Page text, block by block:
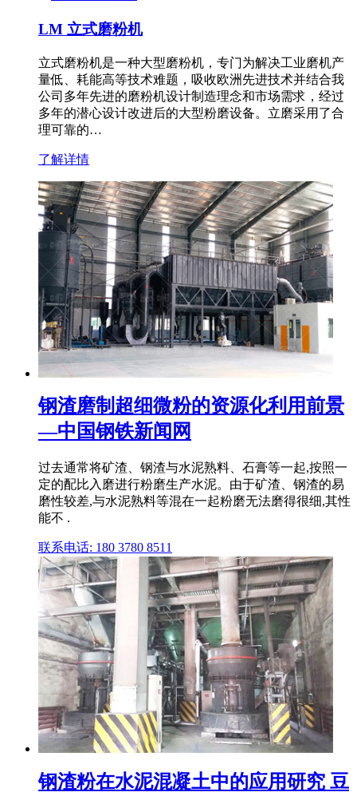
LM 立式磨粉机
立式磨粉机是一种大型磨粉机，专门为解决工业磨机产
量低、耗能高等技术难题，吸收欧洲先进技术并结合我
公司多年先进的磨粉机设计制造理念和市场需求，经过
多年的潜心设计改进后的大型粉磨设备。立磨采用了合
理可靠的…
了解详情
钢渣磨制超细微粉的资源化利用前景
—中国钢铁新闻网
过去通常将矿渣、钢渣与水泥熟料、石膏等一起,按照一
定的配比入磨进行粉磨生产水泥。由于矿渣、钢渣的易
磨性较差,与水泥熟料等混在一起粉磨无法磨得很细,其性
能不 .
联系电话: 180 3780 8511
钢渣粉在水泥混凝土中的应用研究 豆